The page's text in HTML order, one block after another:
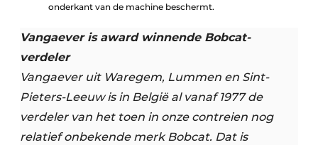
onderkant van de machine beschermt.
Vangaever is award winnende Bobcat-
verdeler
Vangaever uit Waregem, Lummen en Sint-
Pieters-Leeuw is in België al vanaf 1977 de
verdeler van het toen in onze contreien nog
relatief onbekende merk Bobcat. Dat is